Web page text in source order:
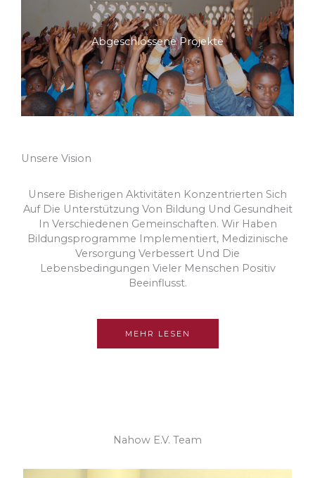
Abgeschlossene Projekte
Unsere Vision
Unsere Bisherigen Aktivitäten Konzentrierten Sich
Auf Die Unterstützung Von Bildung Und Gesundheit
In Verschiedenen Gemeinschaften. Wir Haben
Bildungsprogramme Implementiert, Medizinische
Versorgung Verbessert Und Die
Lebensbedingungen Vieler Menschen Positiv
Beeinflusst.
MEHR LESEN
Nahow E.V. Team